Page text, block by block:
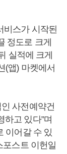
비스가 시작된
정도로 크게
실적에 크게
(앱) 마켓에서
사전예약건
고 있다”며
이어갈 수 있
포스트 이헌일